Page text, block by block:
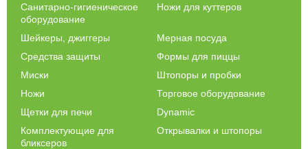
Санитарно-гигиеническое
оборудование
Ножи для куттеров
Шейкеры, джиггеры
Мерная посуда
Средства защиты
Формы для пиццы
Миски
Штопоры и пробки
Ножи
Торговое оборудование
Щетки для печи
Dynamic
Комплектующие для
бликсеров
Открывалки и штопоры